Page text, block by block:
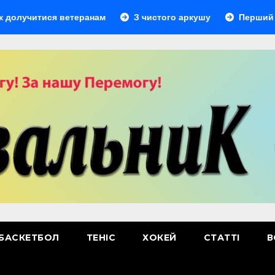
ветеранам З чистого аркушу Перший лідер
ТЕНІС ХОКЕЙ СТАТТІ